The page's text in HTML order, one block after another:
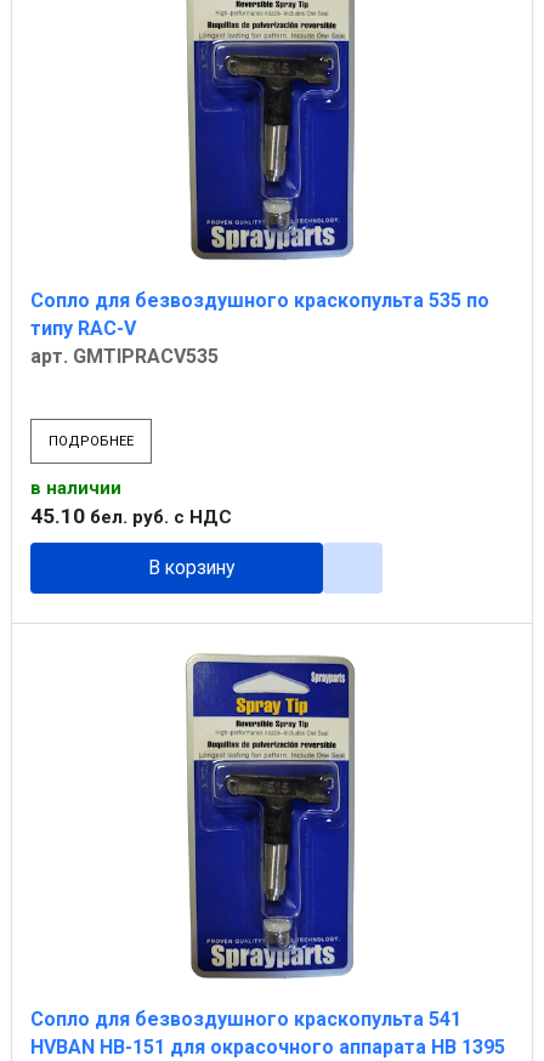
Сопло для безвоздушного краскопульта 535 по
типу RAC-V
арт. GMTIPRACV535
ПОДРОБНЕЕ
в наличии
45.10 бел. руб. с НДС
В корзину
Сопло для безвоздушного краскопульта 541
HVBAN HB-151 для окрасочного аппарата НВ 1395